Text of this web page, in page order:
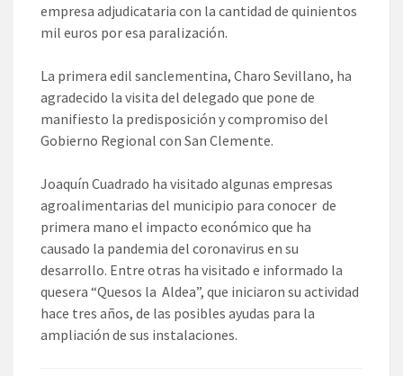
empresa adjudicataria con la cantidad de quinientos
mil euros por esa paralización.
La primera edil sanclementina, Charo Sevillano, ha
agradecido la visita del delegado que pone de
manifiesto la predisposición y compromiso del
Gobierno Regional con San Clemente.
Joaquín Cuadrado ha visitado algunas empresas
agroalimentarias del municipio para conocer de
primera mano el impacto económico que ha
causado la pandemia del coronavirus en su
desarrollo. Entre otras ha visitado e informado la
quesera “Quesos la Aldea”, que iniciaron su actividad
hace tres años, de las posibles ayudas para la
ampliación de sus instalaciones.